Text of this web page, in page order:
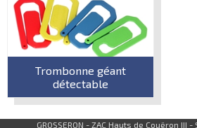
Trombonne géant
détectable
GROSSERON - ZAC Hauts de Couëron III